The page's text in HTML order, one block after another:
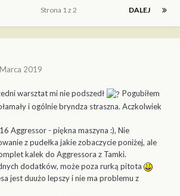
DALEJ
Strona 1 z 2
2019
warsztat mi nie podszedł
Pogubiłem
i ogólnie bryndza straszna. Aczkolwiek
Aggressor - piękna maszyna :), Nie
z pudełka jakie zobaczycie poniżej, ale
kalek do Aggressora z Tamki.
dodatków, może poza rurką pitota
jest duużo lepszy i nie ma problemu z